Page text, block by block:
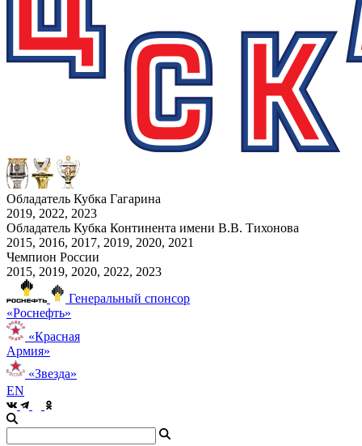
Обладатель Кубка Гагарина
2019, 2022, 2023
Обладатель Кубка Континента имени В.В. Тихонова
2015, 2016, 2017, 2019, 2020, 2021
Чемпион России
2015, 2019, 2020, 2022, 2023
Генеральный спонсор
«Роснефть»
«Красная
Армия»
«Звезда»
EN